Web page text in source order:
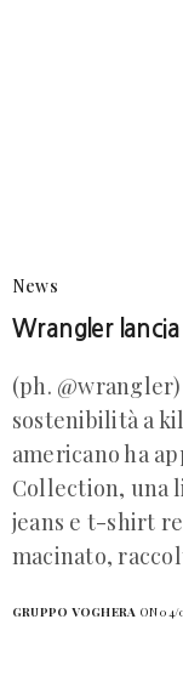
News
Wrangler
(ph.
sostenibilità a
americano ha
Collection, una
jeans e t-shirt
macinato,
GRUPPO VOGHERA ON 04/